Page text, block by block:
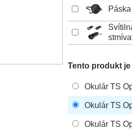
Tento produkt
Okulár TS
Okulár TS
Okulár TS